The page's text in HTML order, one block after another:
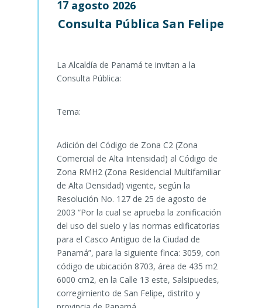
17 agosto 2026
Consulta Pública San Felipe
La Alcaldía de Panamá te invitan a la
Consulta Pública:
Tema:
Adición del Código de Zona C2 (Zona
Comercial de Alta Intensidad) al Código de
Zona RMH2 (Zona Residencial Multifamiliar
de Alta Densidad) vigente, según la
Resolución No. 127 de 25 de agosto de
2003 “Por la cual se aprueba la zonificación
del uso del suelo y las normas edificatorias
para el Casco Antiguo de la Ciudad de
Panamá”, para la siguiente finca: 3059, con
código de ubicación 8703, área de 435 m2
6000 cm2, en la Calle 13 este, Salsipuedes,
corregimiento de San Felipe, distrito y